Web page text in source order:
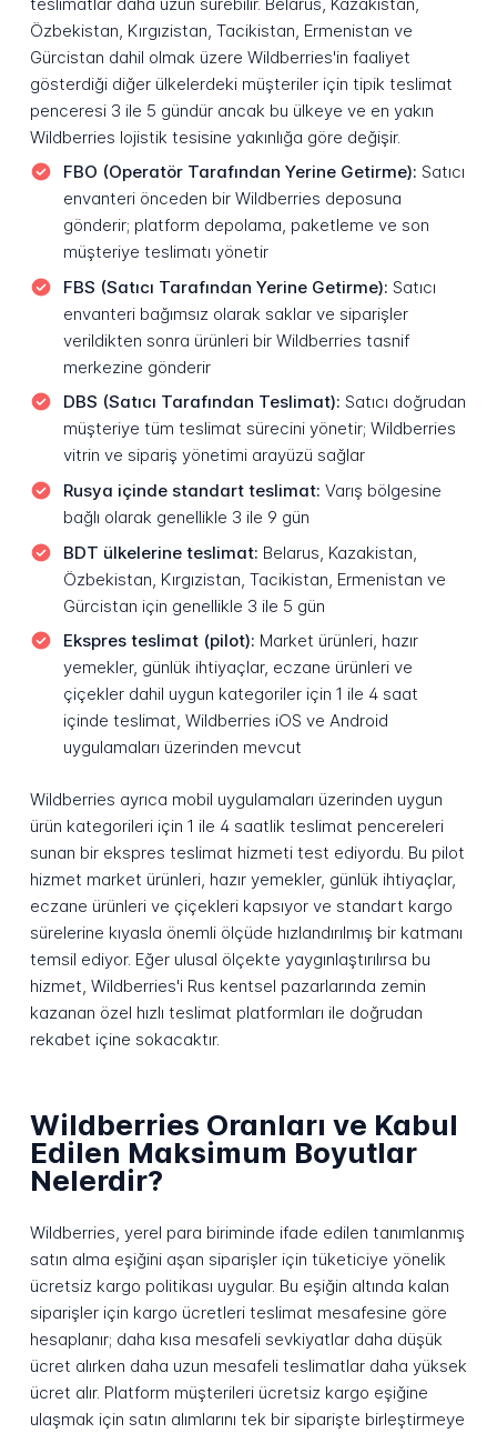
Özbekistan, Kırgızistan, Tacikistan, Ermenistan ve
Gürcistan dahil olmak üzere Wildberries'in faaliyet
gösterdiği diğer ülkelerdeki müşteriler için tipik teslimat
penceresi 3 ile 5 gündür ancak bu ülkeye ve en yakın
Wildberries lojistik tesisine yakınlığa göre değişir.
FBO (Operatör Tarafından Yerine Getirme): Satıcı
envanteri önceden bir Wildberries deposuna
gönderir; platform depolama, paketleme ve son
müşteriye teslimatı yönetir
FBS (Satıcı Tarafından Yerine Getirme): Satıcı
envanteri bağımsız olarak saklar ve siparişler
verildikten sonra ürünleri bir Wildberries tasnif
merkezine gönderir
DBS (Satıcı Tarafından Teslimat): Satıcı doğrudan
müşteriye tüm teslimat sürecini yönetir; Wildberries
vitrin ve sipariş yönetimi arayüzü sağlar
Rusya içinde standart teslimat: Varış bölgesine
bağlı olarak genellikle 3 ile 9 gün
BDT ülkelerine teslimat: Belarus, Kazakistan,
Özbekistan, Kırgızistan, Tacikistan, Ermenistan ve
Gürcistan için genellikle 3 ile 5 gün
Ekspres teslimat (pilot): Market ürünleri, hazır
yemekler, günlük ihtiyaçlar, eczane ürünleri ve
çiçekler dahil uygun kategoriler için 1 ile 4 saat
içinde teslimat, Wildberries iOS ve Android
uygulamaları üzerinden mevcut
Wildberries ayrıca mobil uygulamaları üzerinden uygun
ürün kategorileri için 1 ile 4 saatlik teslimat pencereleri
sunan bir ekspres teslimat hizmeti test ediyordu. Bu pilot
hizmet market ürünleri, hazır yemekler, günlük ihtiyaçlar,
eczane ürünleri ve çiçekleri kapsıyor ve standart kargo
sürelerine kıyasla önemli ölçüde hızlandırılmış bir katmanı
temsil ediyor. Eğer ulusal ölçekte yaygınlaştırılırsa bu
hizmet, Wildberries'i Rus kentsel pazarlarında zemin
kazanan özel hızlı teslimat platformları ile doğrudan
rekabet içine sokacaktır.
Wildberries Oranları ve Kabul
Edilen Maksimum Boyutlar
Nelerdir?
Wildberries, yerel para biriminde ifade edilen tanımlanmış
satın alma eşiğini aşan siparişler için tüketiciye yönelik
ücretsiz kargo politikası uygular. Bu eşiğin altında kalan
siparişler için kargo ücretleri teslimat mesafesine göre
hesaplanır; daha kısa mesafeli sevkiyatlar daha düşük
ücret alırken daha uzun mesafeli teslimatlar daha yüksek
ücret alır. Platform müşterileri ücretsiz kargo eşiğine
ulaşmak için satın alımlarını tek bir siparişte birleştirmeye